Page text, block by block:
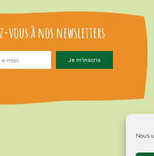
Nous
vous à nos newsletters